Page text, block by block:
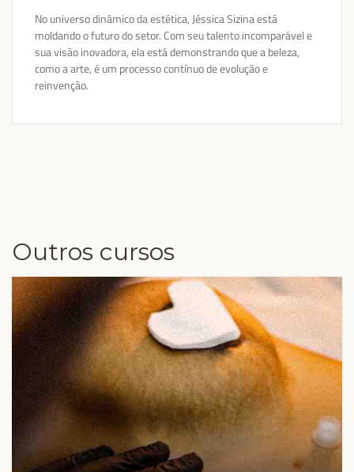
No universo dinâmico da estética, Jéssica Sizina está
moldando o futuro do setor. Com seu talento incomparável e
sua visão inovadora, ela está demonstrando que a beleza,
como a arte, é um processo contínuo de evolução e
reinvenção.
Outros cursos